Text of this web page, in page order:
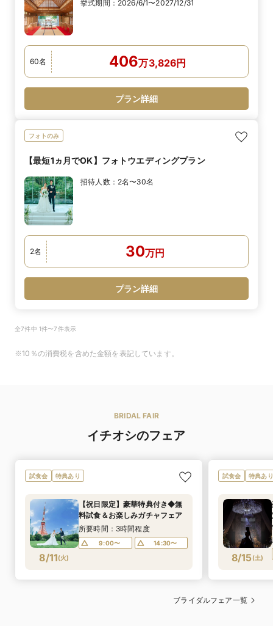
挙式期間： 2026/6/1〜2027/12/31
60名 406万3,826円
プラン詳細
フォトのみ
【最短1ヵ月でOK】フォトウエディングプラン
招待人数： 2名〜30名
2名 30万円
プラン詳細
全7件中 1件〜7件表示
※10％の消費税を含めた金額を表記しています。
BRIDAL FAIR
イチオシのフェア
試食会 特典あり
8/11(火)
【祝日限定】豪華特典付き◆無
料試食＆お楽しみガチャフェア
所要時間：3時間程度
9:00〜 14:30〜
試食会 特典あり
8/15(土)
ブライダルフェア一覧